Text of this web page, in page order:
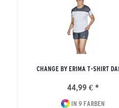
CHANGE BY ERIMA T-SHIRT
44,99 € *
IN 9 FARBEN